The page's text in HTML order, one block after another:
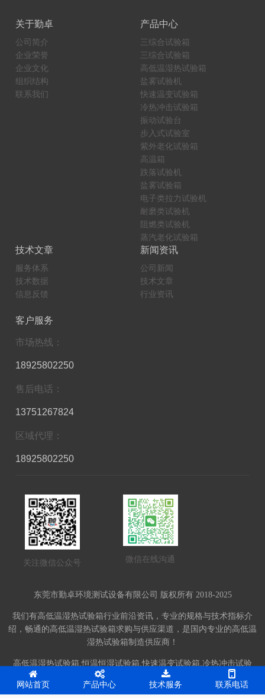
关于勤卓
公司简介
企业荣誉
企业文化
组织结构
联系我们
产品中心
三综合试验箱
三综合试验箱
高低温湿热试验箱
盐雾试验机
快速温变试验箱
冷热冲击试验箱
振动试验台
步入式试验室
紫外老化试验箱
高温箱
跌落试验机
盐雾试验箱
电子类拉力试验机
耐磨类试验机
阻燃类试验机
蒸汽老化试验箱
技术文章
服务体系
技术数据
信息反馈
新闻资讯
公司新闻
技术文章
行业资讯
客户服务
市场热线：
18925802250
售后电话：
13751267824
区域代理：
18925802250
关注微信公众号 微信在线沟通
东莞市勤卓环境测试设备有限公司 版权所有 2018-2025
我们有高低温湿热试验箱行业前沿资讯，专业的规格与技术指标介
绍，畅通的高低温湿热试验箱求购与供应渠道，是国内专业的高低温
湿热试验箱制造供应商！
高低温湿热试验箱,恒温恒湿试验箱,快速温变试验箱,冷热冲击试验
箱,振动台-东莞市勤卓环境测试设备有限公司网站，提供详细报价，
齐全的产品信息。网站备案号：粤ICP备10204926号
网站首页 产品中心 技术服务 联系电话